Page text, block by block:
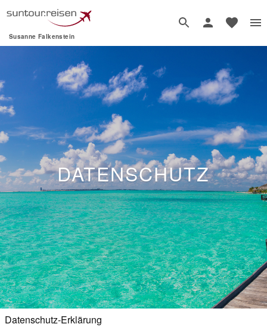
Susanne Falkenstein
DATENSCHUTZ
Datenschutz-Erklärung
Herzlich Willkommen auf der Webseite von Susanne Lauinger Falkenstein

Ich freue mich, dass ich Ihr Interesse an meinen Angeboten geweckt habe. Am Schutz Ihrer Privatsphäre und Ihrer persönlichen Daten ist mir sehr gelegen. Die Erhebung und Verwendung Ihrer Daten erfolgt daher stets im Einklang mit den Bestimmungen der Datenschutz-Grundverordnung (EU) 2016/679 (DSGVO) und der einschlägigen Bestimmungen. Im Folgenden informiere ich - als Verantwortlicher für die Datenverarbeitung - Sie daher darüber, welche Daten durch mich erhoben werden und auf welche Weise ich diese Daten verarbeite.  

1.    Personenbezogene Daten
Personenbezogene Daten im Sinne der DSGVO sind, alle Informationen, die sich auf eine identifizierte oder identifizierbare natürliche Person beziehen; als identifizierbar wird eine natürliche Person angesehen, die direkt oder indirekt, insbesondere mittels Zuordnung zu einer Kennung wie einem Namen, zu einer Kennnummer, zu Standortdaten, zu einer Online-Kennung oder zu einem oder mehreren besonderen Merkmalen identifiziert werden kann, die Ausdruck der physischen, physiologischen, genetischen, psychischen, wirtschaftlichen, kulturellen oder sozialen Identität dieser natürlichen Person sind. Eine Speicherung personenbezogener Daten erfolgt nur, soweit dies zur Erbringung der gebuchten Leistung, zur Einhaltung gesetzlicher Vorgaben oder zu dem in der Folge angegebenen Zweck erforderlich ist.

2.    Anonymisierte Daten / Logfiles / IP-Adresse
Sie können meine Website besuchen, ohne dass eine Erhebung personenbezogener Daten erforderlich ist. Bei jedem Besuch meiner Website werden dennoch gewisse anonymisierte Daten gespeichert, z.B. welche Seite oder welches Angebot aufgerufen wurde. Diese Daten sind jedoch nicht personenbezogen und unterfallen daher nicht den gesetzlichen Regelungen der DSGVO. 
Ich bzw. der Seitenprovider erhebt Daten über Zugriffe auf die Seite und speichert diese als „Server-Logfiles“ ab. Folgende Daten werden so protokolliert:
Besuchte Website, Uhrzeit zum Zeitpunkt des Zugriffes, Menge der gesendeten Daten in Byte, Quelle/Verweis, von welchem Sie auf die Seite gelangten, verwendeter Browser, verwendetes Betriebssystem, verwendete IP-Adresse.
Die erhobenen Daten dienen lediglich statistischen Auswertungen und zur Verbesserung der Website. Ich bzw. der Seitenprovider behält sich allerdings vor, die Server-Logfiles nachträglich zu überprüfen, sollten konkrete Anhaltspunkte auf eine rechtswidrige Nutzung hinweisen. 
Eine Erhebung von anonymen Daten erfolgt allein zur statistischen Auswertung, um mein Angebot zu verbessern. Bitte beachten Sie hierzu den Punkt „Recht auf Auskunft / Widerrufsrecht“.

3.    Zweck der Erhebung personenbezogener Daten
Die Erhebung personenbezogener Daten wird jedoch dann unerlässlich, wenn Sie über meine Onlinepräsenz eine Reiseleistung oder sonstige Leistung buchen, mich kontaktieren, meinen Newsletter abonnieren oder weitere Angebote meiner Seite nutzen möchten, zu deren Abwicklung personenbezogene Daten unerlässlich sind. Hierzu zählen insbesondere die Verwaltung Ihrer Daten in einem persönlichen Kundenbereich mit Login-Funktion, Gutscheinkäufe, die Teilnahme an Gewinnspielen oder die Änderung an bestehenden Buchungen oder Bestellungen.
Im Einklang mit den gesetzlichen Regelungen werden hierzu in der Regel nur solche Daten erhoben, die für die Erbringung gerade des von Ihnen gewünschten Dienstes oder der Dienstleistung benötigt werden. Soweit ich in meinen Formularen um die Angabe weiterer Informationen bitte, ist die Angabe stets freiwillig und als solche gekennzeichnet.
Die vorübergehende Speicherung der IP-Adresse durch das System ist notwendig, um eine Auslieferung der Website an den Rechner des Nutzers zu ermöglichen. Hierfür muss die IP-Adresse des Nutzers für die Dauer der Sitzung gespeichert bleiben. Die Speicherung in Logfiles erfolgt darüber hinaus, um die Funktionsfähigkeit der Website sicherzustellen. Zudem dienen mir die Daten zur Optimierung der Website und zur Sicherstellung der Sicherheit unserer informationstechnischen Systeme. Eine Auswertung der Daten zu Marketingzwecken findet in diesem Zusammenhang nicht statt. In diesen Zwecken liegt auch unser berechtigtes Interesse an der Datenverarbeitung nach Art. 6 Abs. 1 lit. f DSGVO.
Im Fall der Buchung einer Reiseleistung oder einer sonstigen Leistung werden die hierbei erhobenen Daten für die Abwicklung dieser Buchung und innerhalb der gesetzlichen Vorgaben zu werblichen Zwecken und für statistische Zwecke verwendet.
Die von mir gespeicherten personenbezogenen Daten nutze ich im Übrigen zur Pflege der Kundenbeziehungen, zur Kundenbetreuung (z.B. Informationen zum Ablauf Ihres Aufenthaltes), zur Durchführung von eigenen Werbe- und Marketingmaßnahmen (z.B. dem Versand von Prospekten oder sonstigen Werbesendungen im gesetzlich zulässigen Rahmen sowie Rückfragen zur Kundenzufriedenheit) und zur Auftragsabwicklung.

4.    Rechtsgrundlage für die Verarbeitung personenbezogener Daten
Soweit ich für Verarbeitungsvorgänge personenbezogener Daten eine Einwilligung der betroffenen Person einhole, dient Art. 6 Abs. 1 lit. a EU-Datenschutzgrundverordnung (DSGVO) als Rechtsgrundlage.
Bei der Verarbeitung von personenbezogenen Daten, die zur Erfüllung eines Vertrages, dessen Vertragspartei die betroffene Person ist, erforderlich ist, dient Art. 6 Abs. 1 lit. b DSGVO als Rechtsgrundlage. Dies gilt auch für Verarbeitungsvorgänge, die zur Durchführung vorvertraglicher Maßnahmen erforderlich sind.
Soweit eine Verarbeitung personenbezogener Daten zur Erfüllung einer rechtlichen Verpflichtung erforderlich ist, der mein Unternehmen unterliegt, dient Art. 6 Abs. 1 lit. c DSGVO als Rechtsgrundlage.
Für den Fall, dass lebenswichtige Interessen der betroffenen Person oder einer anderen natürlichen Person eine Verarbeitung personenbezogener Daten erforderlich machen, dient Art. 6 Abs. 1 lit. d DSGVO als Rechtsgrundlage.
Ist die Verarbeitung zur Wahrung eines berechtigten Interesses meines Unternehmens oder eines Dritten erforderlich und überwiegen die Interessen, Grundrechte und Grundfreiheiten des Betroffenen das erstgenannte Interesse nicht, so dient Art. 6 Abs. 1 lit. f DSGVO als Rechtsgrundlage für die Verarbeitung. 

5.    Weitergabe personenbezogener Daten an Dritte
Eine Weitergabe Ihrer personenbezogenen Daten erfolgt ausschließlich innerhalb der einschlägigen, insbesondere datenschutz- und wettbewerbsrechtlichen Vorgaben.
Alle Reiseleistungen oder sonstige Leistungen auf dieser Webseite vermittle ich als freier Handelsvertreter im Namen des nachfolgenden Reisebüros:

sonnenklarTV Reisebüro Karlsruhe
Kaiserstr. 99
76133 Karlsruhe

Darüber hinaus erfolgt die Weitergabe der Daten an Personen oder Unternehmen zur Abwicklung Ihrer Bestellung bzw. Buchung, insbesondere bei Reiseleistungen an Fluggesellschaften, Reiseveranstalter, Hotels, Reiseagenturen, Zielgebietsagenturen, Mietwagenfirmen, Kreuzfahrtreedereien, Behörden usw. Beachten Sie hierbei, dass die datenschutzrechtlichen Bestimmungen am Sitz dieser Personen und Unternehmen gegebenenfalls von jenen in Deutschland abweichen können.
Soweit für die Erbringung der durch mich geschuldeten vertraglichen Leistung oder gesetzlichen Verpflichtungen es erforderlich ist, erfolgt die Weitergabe Ihrer Daten auch an Sub-Unternehmer oder Dienstleister zur Erbringung der Leistung im Namen oder im Auftrag von mir (z.B. technische Abwicklung des Email- oder Newsletter-Versandes).
Eine Offenlegung und Übermittlung Ihrer Daten an Dritte erfolgt darüber hinaus, soweit ich kraft Gesetzes oder aufgrund eines rechtskräftig abgeschlossenen gerichtlichen Verfahrens hierzu verpflichtet bin.
Sie haben das Recht, die Sie betreffenden personenbezogenen Daten, die Sie mir bereitgestellt haben, in einem strukturierten, gängigen und maschinenlesbaren Format zu erhalten. Außerdem haben Sie das Recht diese Daten einem anderen Verantwortlichen ohne Behinderung durch den Verantwortlichen, dem die personenbezogenen Daten bereitgestellt wurden, zu übermitteln.

6.    Speicherung und Löschung von Daten
Im Rahmen der unter dem Punkt „Zweck der Erhebung personenbezogener Daten“ genannten Zwecke werden Ihre personenbezogenen Daten gespeichert. Die personenbezogenen Daten der betroffenen Person werden gelöscht oder gesperrt, sobald der Zweck der Speicherung entfällt. Eine Speicherung kann darüber hinaus erfolgen, wenn dies durch den europäischen oder nationalen Gesetzgeber in unionsrechtlichen Verordnungen, Gesetzen oder sonstigen Vorschriften, denen der Verantwortliche unterliegt, vorgesehen wurde. Der Gesetzgeber hat vielfältige Aufbewahrungspflichten und -fristen erlassen. Eine Sperrung oder Löschung der Daten erfolgt auch dann, wenn eine durch die genannten Normen vorgeschriebene Speicherfrist abläuft, es sei denn, dass eine Erforderlichkeit zur weiteren Speicherung der Daten für einen Vertragsabschluss oder eine Vertragserfüllung besteht.

7.    Newsletter und Kundenkommunikation
Gerne informiere ich Sie regelmäßig über meine Reise-Empfehlungen und Kundenaktionen. Um sich für die Übersendung meines Newsletters anzumelden, müssen Sie Ihre E-Mail-Adresse im Pflichtfeld angeben. Die Angabe weiterer personenbezogener Daten bei der Anmeldung (Anrede; Vorname; Name; Geburtsdatum; Bevorzugter Abflughafen) ist freiwillig. Ihre freiwilligen Angaben werden dafür verwendet, den Newsletter für Sie zu personalisieren. Sofern Sie meinen Newsletter abonnieren, speichere und verwende ich darüber hinaus die von Ihnen bei Buchung oder Registrierung angegeben Daten zu Ihrer Person, zu Ihren Bestellungen sowie zu Ihren Reiseleistungen, um Sie als Newsletter-Abonnent bestens betreuen zu können. Die von Ihnen bei der Anmeldung zum Newsletter in die Eingabemaske eingegebenen Daten werden ausschließlich für den Versand des Newsletters verwendet. Soweit ich mich nicht eines Drittanbieters zur Versendung des Newsletter bediene, erfolgt im Zusammenhang mit der Verarbeitung der Daten für den Versan